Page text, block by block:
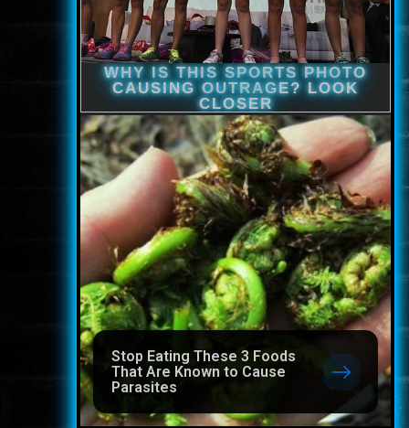
Stop Eating These 3 Foods
That Are Known to Cause
Parasites